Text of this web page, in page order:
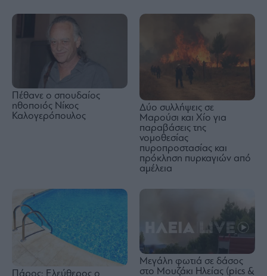
Πέθανε ο σπουδαίος
ηθοποιός Νίκος
Καλογερόπουλος
Δύο συλλήψεις σε
Μαρούσι και Χίο για
παραβάσεις της
νομοθεσίας
πυροπροστασίας και
πρόκληση πυρκαγιών από
αμέλεια
Πάρος: Ελεύθερος ο
Μεγάλη φωτιά σε δάσος
στο Μουζάκι Ηλείας (pics &